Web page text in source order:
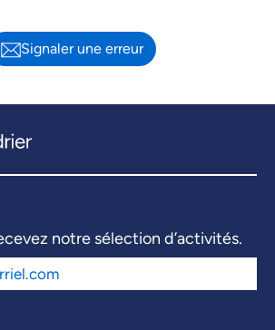
Signaler une erreur
notre sélection d’activités.